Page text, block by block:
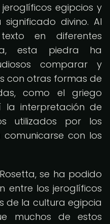
egipcios y
divino. Al
en diferentes
esta piedra ha
comparar y
con otras formas de
como el griego
la interpretación de
utilizados por los
con los
se ha podido
entre los jeroglíficos
de la cultura egipcia
muchos de estos